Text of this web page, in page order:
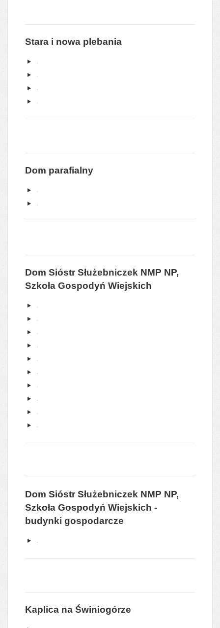
Stara i nowa plebania
Dom parafialny
Dom Sióstr Służebniczek NMP NP,
Szkoła Gospodyń Wiejskich
Dom Sióstr Służebniczek NMP NP,
Szkoła Gospodyń Wiejskich -
budynki gospodarcze
Kaplica na Świniogórze